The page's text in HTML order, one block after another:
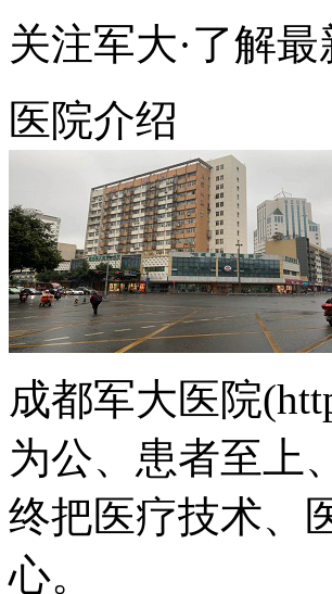
关注军大·了解
医院介绍
成都军大医院
为公、患者至上
终把医疗技术、
心。